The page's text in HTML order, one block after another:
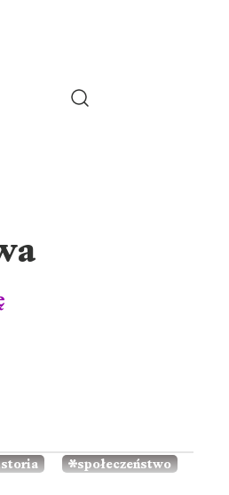
społeczeństwo